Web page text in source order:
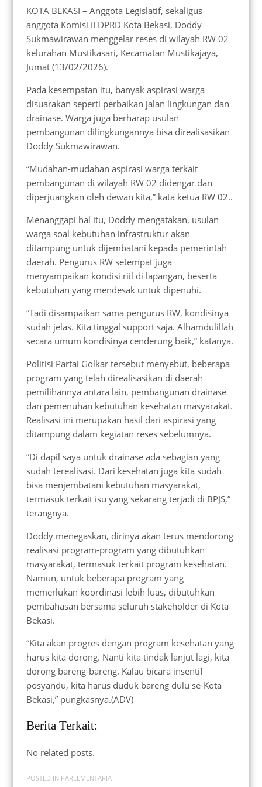
KOTA BEKASI – Anggota Legislatif, sekaligus
anggota Komisi II DPRD Kota Bekasi, Doddy
Sukmawirawan menggelar reses di wilayah RW 02
kelurahan Mustikasari, Kecamatan Mustikajaya,
Jumat (13/02/2026).
Pada kesempatan itu, banyak aspirasi warga
disuarakan seperti perbaikan jalan lingkungan dan
drainase. Warga juga berharap usulan
pembangunan dilingkungannya bisa direalisasikan
Doddy Sukmawirawan.
“Mudahan-mudahan aspirasi warga terkait
pembangunan di wilayah RW 02 didengar dan
diperjuangkan oleh dewan kita,” kata ketua RW 02..
Menanggapi hal itu, Doddy mengatakan, usulan
warga soal kebutuhan infrastruktur akan
ditampung untuk dijembatani kepada pemerintah
daerah. Pengurus RW setempat juga
menyampaikan kondisi riil di lapangan, beserta
kebutuhan yang mendesak untuk dipenuhi.
“Tadi disampaikan sama pengurus RW, kondisinya
sudah jelas. Kita tinggal support saja. Alhamdulillah
secara umum kondisinya cenderung baik,” katanya.
Politisi Partai Golkar tersebut menyebut, beberapa
program yang telah direalisasikan di daerah
pemilihannya antara lain, pembangunan drainase
dan pemenuhan kebutuhan kesehatan masyarakat.
Realisasi ini merupakan hasil dari aspirasi yang
ditampung dalam kegiatan reses sebelumnya.
“Di dapil saya untuk drainase ada sebagian yang
sudah terealisasi. Dari kesehatan juga kita sudah
bisa menjembatani kebutuhan masyarakat,
termasuk terkait isu yang sekarang terjadi di BPJS,”
terangnya.
Doddy menegaskan, dirinya akan terus mendorong
realisasi program-program yang dibutuhkan
masyarakat, termasuk terkait program kesehatan.
Namun, untuk beberapa program yang
memerlukan koordinasi lebih luas, dibutuhkan
pembahasan bersama seluruh stakeholder di Kota
Bekasi.
“Kita akan progres dengan program kesehatan yang
harus kita dorong. Nanti kita tindak lanjut lagi, kita
dorong bareng-bareng. Kalau bicara insentif
posyandu, kita harus duduk bareng dulu se-Kota
Bekasi,” pungkasnya.(ADV)
Berita Terkait:
No related posts.
POSTED IN PARLEMENTARIA